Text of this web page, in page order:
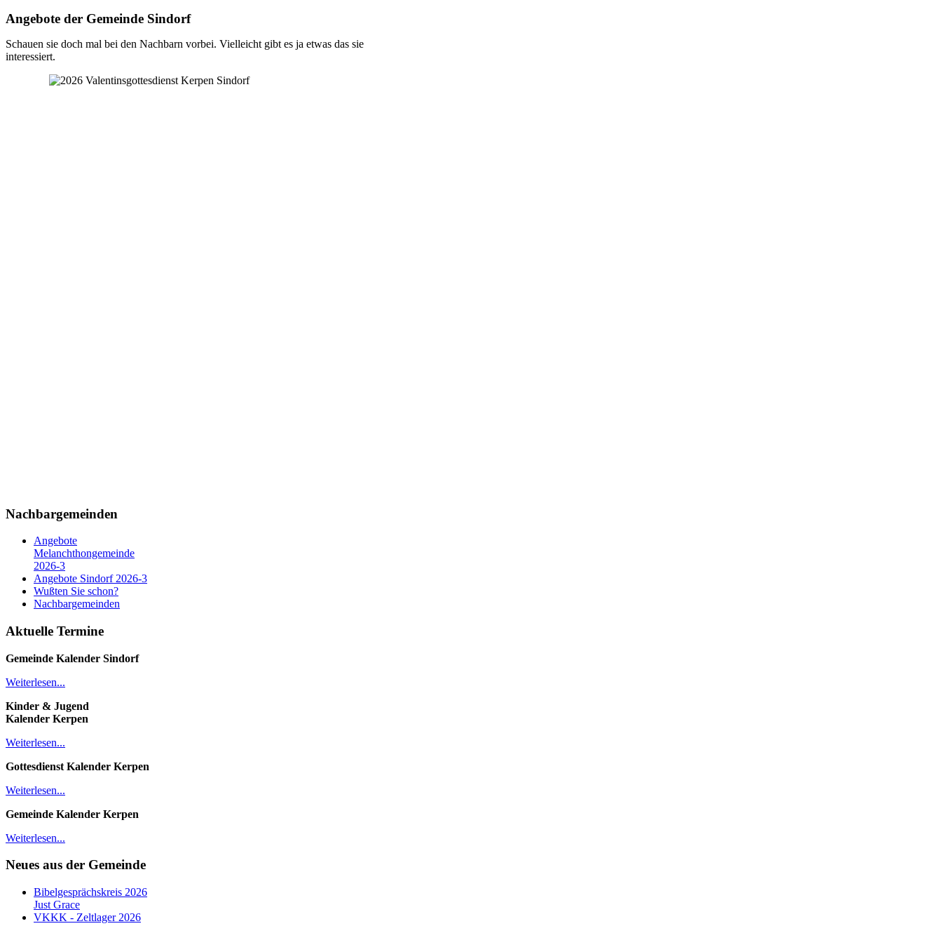
Angebote der Gemeinde Sindorf
Schauen sie doch mal bei den Nachbarn vorbei. Vielleicht gibt es ja etwas das sie
interessiert.
Nachbargemeinden
Angebote
Melanchthongemeinde
2026-3
Angebote Sindorf 2026-3
Wußten Sie schon?
Nachbargemeinden
Aktuelle Termine
Gemeinde Kalender Sindorf
Weiterlesen...
Kinder & Jugend
Kalender Kerpen
Weiterlesen...
Gottesdienst Kalender Kerpen
Weiterlesen...
Gemeinde Kalender Kerpen
Weiterlesen...
Neues aus der Gemeinde
Bibelgesprächskreis 2026
Just Grace
VKKK - Zeltlager 2026